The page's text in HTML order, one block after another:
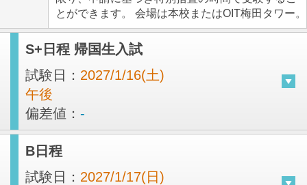
とができます。 会場は本校またはOIT梅田タワー。
S+日程 帰国生入試
試験日： 2027/1/16(土)
午後
偏差値： -
B日程
試験日： 2027/1/17(日)